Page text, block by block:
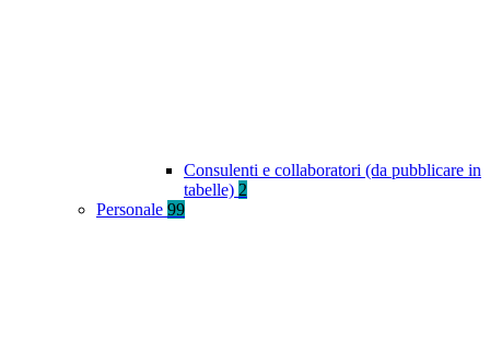
Consulenti e collaboratori (da pubblicare in
tabelle) 2
Personale 99